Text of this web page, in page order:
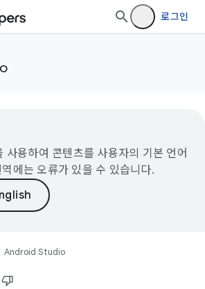
로그인
용하여 콘텐츠를 사용자의 기본 언어
에는 오류가 있을 수 있습니다.
Android Studio